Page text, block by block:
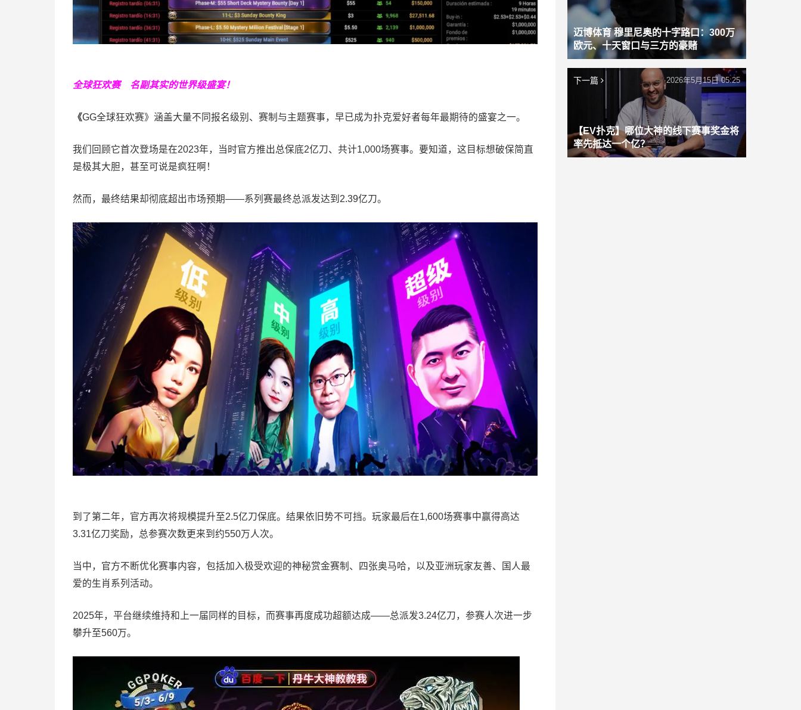
全球狂欢赛 名副其实的世界级盛宴！
《GG全球狂欢赛》涵盖大量不同报名级别、赛制与主题赛事，早已成为扑克爱好者每年最期待的盛宴之一。
我们回顾它首次登场是在2023年，当时官方推出总保底2亿刀、共计1,000场赛事。要知道，这目标想破保简直
是极其大胆，甚至可说是疯狂啊！
然而，最终结果却彻底超出市场预期——系列赛最终总派发达到2.39亿刀。
到了第二年，官方再次将规模提升至2.5亿刀保底。结果依旧势不可挡。玩家最后在1,600场赛事中赢得高达
3.31亿刀奖励，总参赛次数更来到约550万人次。
当中，官方不断优化赛事内容，包括加入极受欢迎的神秘赏金赛制、四张奥马哈，以及亚洲玩家友善、国人最
爱的生肖系列活动。
2025年，平台继续维持和上一届同样的目标，而赛事再度成功超额达成——总派发3.24亿刀，参赛人次进一步
攀升至560万。
迈博体育 穆里尼奥的十字路口：300万
欧元、十天窗口与三方的豪赌
下一篇
【EV扑克】哪位大神的线下赛事奖金将
率先抵达一个亿？
2026年5月15日 05:25